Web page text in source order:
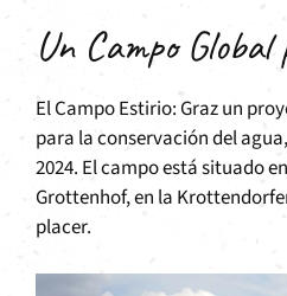
Un Campo
El Campo Estirio: Graz un
para la conservación del
2024. El campo está situado
Grottenhof, en la
placer.